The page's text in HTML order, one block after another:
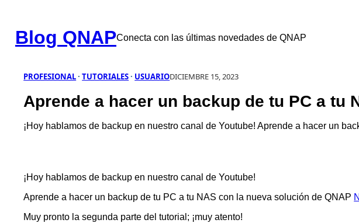
contenido
Blog QNAPConecta con las últimas novedades de QNAP
PROFESIONAL · TUTORIALES · USUARIODICIEMBRE 15, 2023
Aprende a hacer un backup de tu PC a tu
¡Hoy hablamos de backup en nuestro canal de Youtube! Aprende a hacer un
¡Hoy hablamos de backup en nuestro canal de Youtube!
Aprende a hacer un backup de tu PC a tu NAS con la nueva solución de QNAP
Muy pronto la segunda parte del tutorial; ¡muy atento!